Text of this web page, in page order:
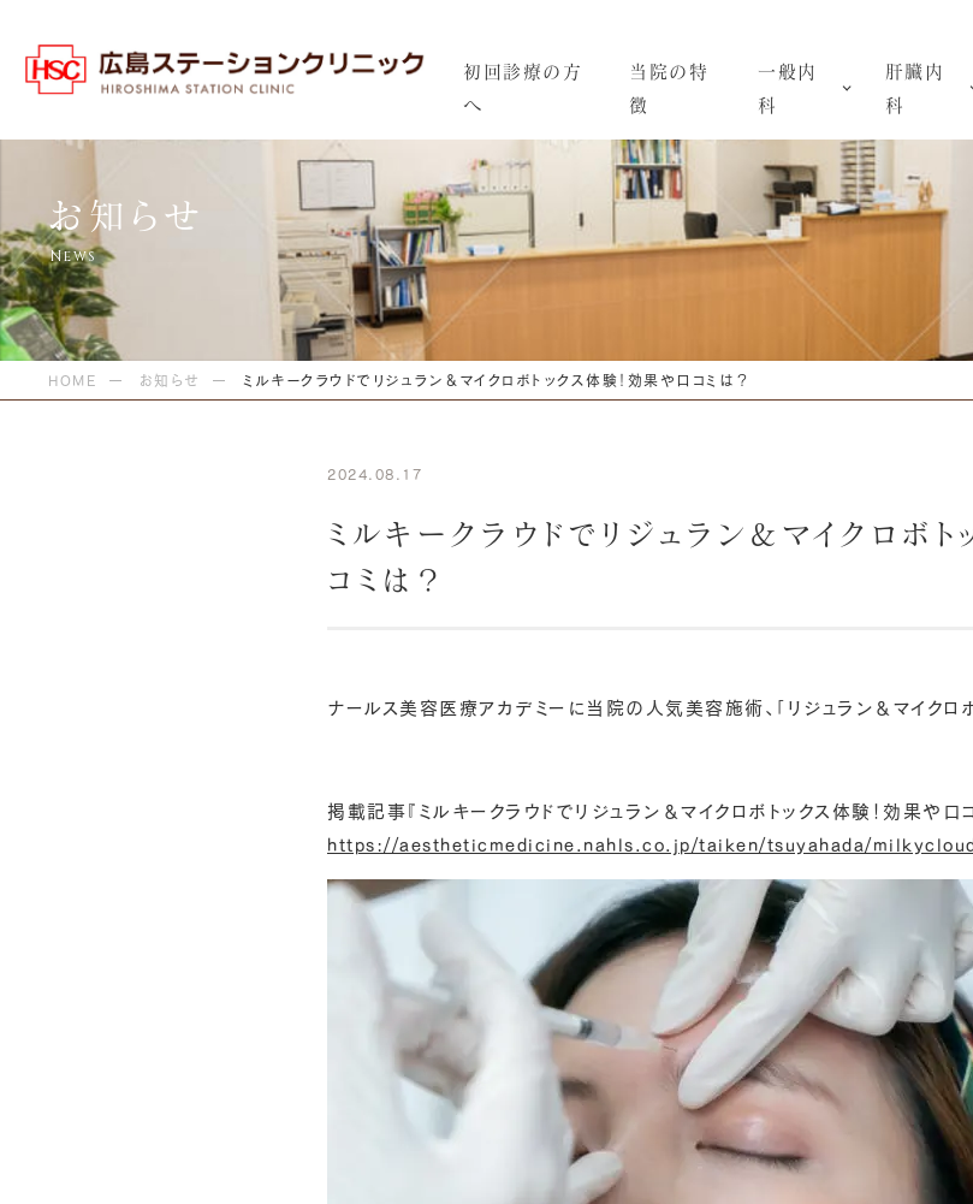
初回診療の方
へ
当院の特
徴
一般内
科
肝臓内
科
お知らせ
HOME お知らせ ミルキークラウドでリジュラン＆マイクロボトックス体験！効果や口コミは？
2024.08.17
ミルキークラウドでリジュラン＆マイクロボト
コミは？
ナールス美容医療アカデミーに当院の人気美容施術、「リジュラン＆マイクロボ
掲載記事『ミルキークラウドでリジュラン＆マイクロボトックス体験！効果や口
https://aestheticmedicine.nahls.co.jp/taiken/tsuyahada/